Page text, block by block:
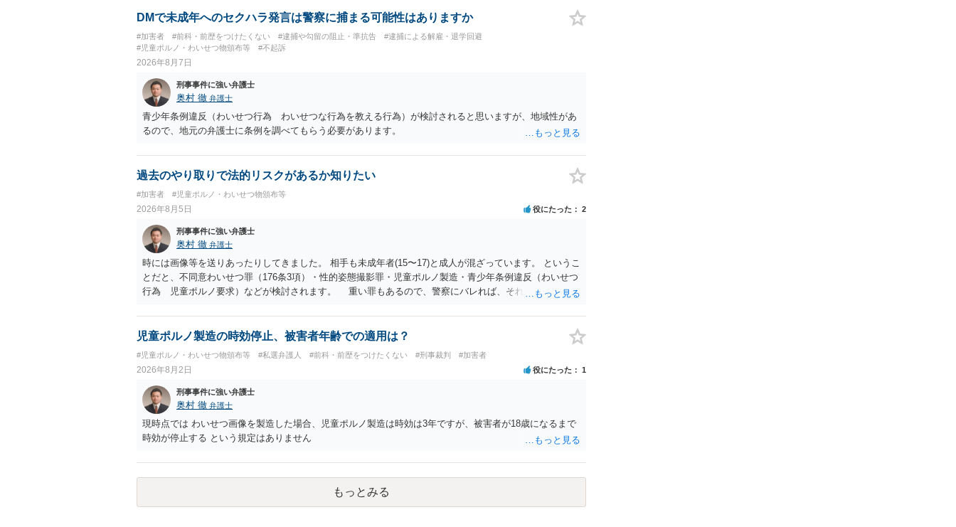
DMで未成年へのセクハラ発言は警察に捕まる可能性はありますか
#加害者 #前科・前歴をつけたくない #逮捕や勾留の阻止・準抗告
#逮捕による解雇・退学回避
#児童ポルノ・わいせつ物頒布等
#不起訴
2026年8月7日
刑事事件に強い弁護士
奥村 徹 弁護士
青少年条例違反（わいせつ行為 わいせつな行為を教える行為）が検討されると思いますが、地域性があ
るので、地元の弁護士に条例を調べてもらう必要があります。
過去のやり取りで法的リスクがあるか知りたい
#加害者 #児童ポルノ・わいせつ物頒布等
2026年8月5日 役にたった 2
刑事事件に強い弁護士
奥村 徹 弁護士
時には画像等を送りあったりしてきました。 相手も未成年者(15〜17)と成人が混ざっています。 というこ
とだと、不同意わいせつ罪（176条3項）・性的姿態撮影罪・児童ポルノ製造・青少年条例違反（わいせつ
行為 児童ポルノ要求）などが検討されます。 重い罪もあるので、警察にバレれば、それなりの捜査を
児童ポルノ製造の時効停止、被害者年齢での適用は？
#児童ポルノ・わいせつ物頒布等 #私選弁護人 #前科・前歴をつけたくない #刑事裁判 #加害者
2026年8月2日 役にたった 1
刑事事件に強い弁護士
奥村 徹 弁護士
現時点では わいせつ画像を製造した場合、児童ポルノ製造は時効は3年ですが、被害者が18歳になるまで
時効が停止する という規定はありません
もっとみる